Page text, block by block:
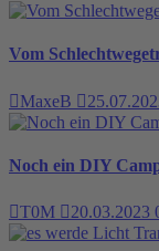
Vom
MaxeB
Noch ein DIY
T0M
20.03.2023